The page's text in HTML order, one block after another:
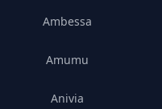
Ambessa
Amumu
Anivia